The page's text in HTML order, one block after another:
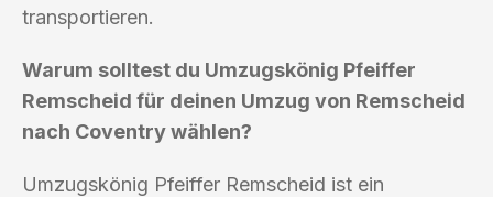
transportieren.
Warum solltest du Umzugskönig Pfeiffer
Remscheid für deinen Umzug von Remscheid
nach Coventry wählen?
Umzugskönig Pfeiffer Remscheid ist ein